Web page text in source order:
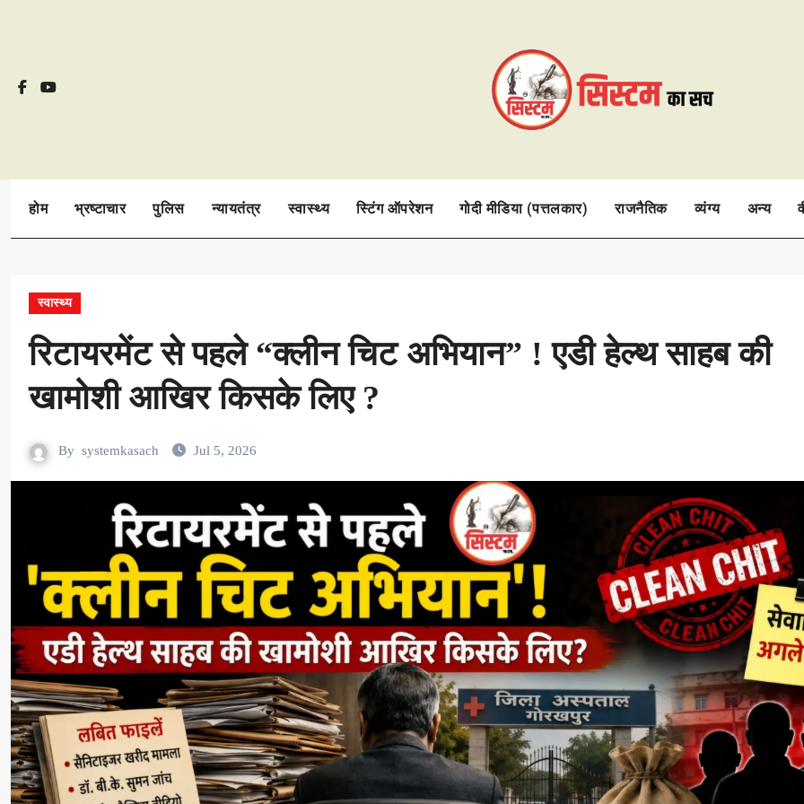
होम भ्रष्टाचार पुलिस न्यायतंत्र स्वास्थ्य स्टिंग ऑपरेशन गोदी मीडिया (पत्तलकार) राजनैतिक व्यंग्य अन्य
स्वास्थ्य
रिटायरमेंट से पहले “क्लीन चिट अभियान” ! एडी हेल्थ साहब की
खामोशी आखिर किसके लिए ?
By systemkasach Jul 5, 2026